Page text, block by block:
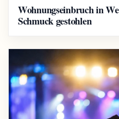
Wohnungseinbruch in
Schmuck gestohlen